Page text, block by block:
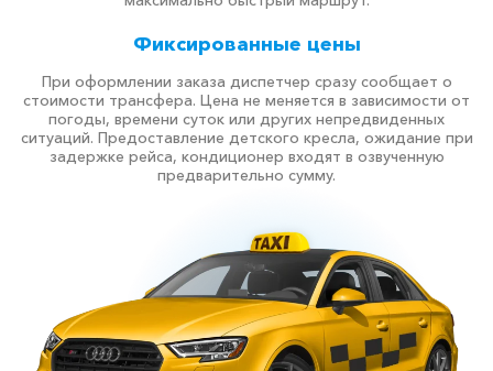
Фиксированные цены
При оформлении заказа диспетчер сразу сообщает о
стоимости трансфера. Цена не меняется в зависимости от
погоды, времени суток или других непредвиденных
ситуаций. Предоставление детского кресла, ожидание при
задержке рейса, кондиционер входят в озвученную
предварительно сумму.